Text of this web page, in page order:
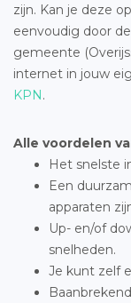
zijn. Kan je deze
eenvoudig door
gemeente
internet in jouw
KPN.
Alle voordelen
Het snelste
Een
apparaten
Up- en/of
snelheden.
Je kunt zelf